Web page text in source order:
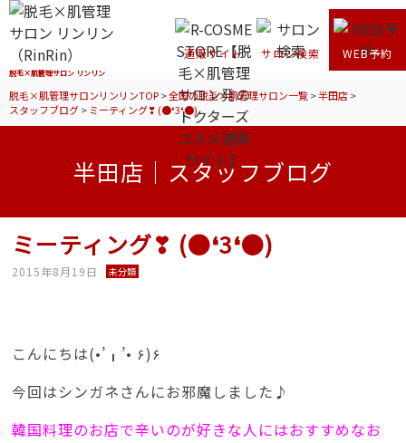
脱毛×肌管理サロン リンリン
通販サイト サロン検索 WEB予約
脱毛×肌管理サロンリンリンTOP>全国の脱毛×肌管理サロン一覧>半田店>
スタッフブログ>ミーティング❣ (●❛3❛●)
半田店｜スタッフブログ
ミーティング❣ (●❛3❛●)
2015年8月19日 未分類
こんにちは(•’╻’• ۶)۶
今回はシンガネさんにお邪魔しました♪
韓国料理のお店で辛いのが好きな人にはおすすめなお